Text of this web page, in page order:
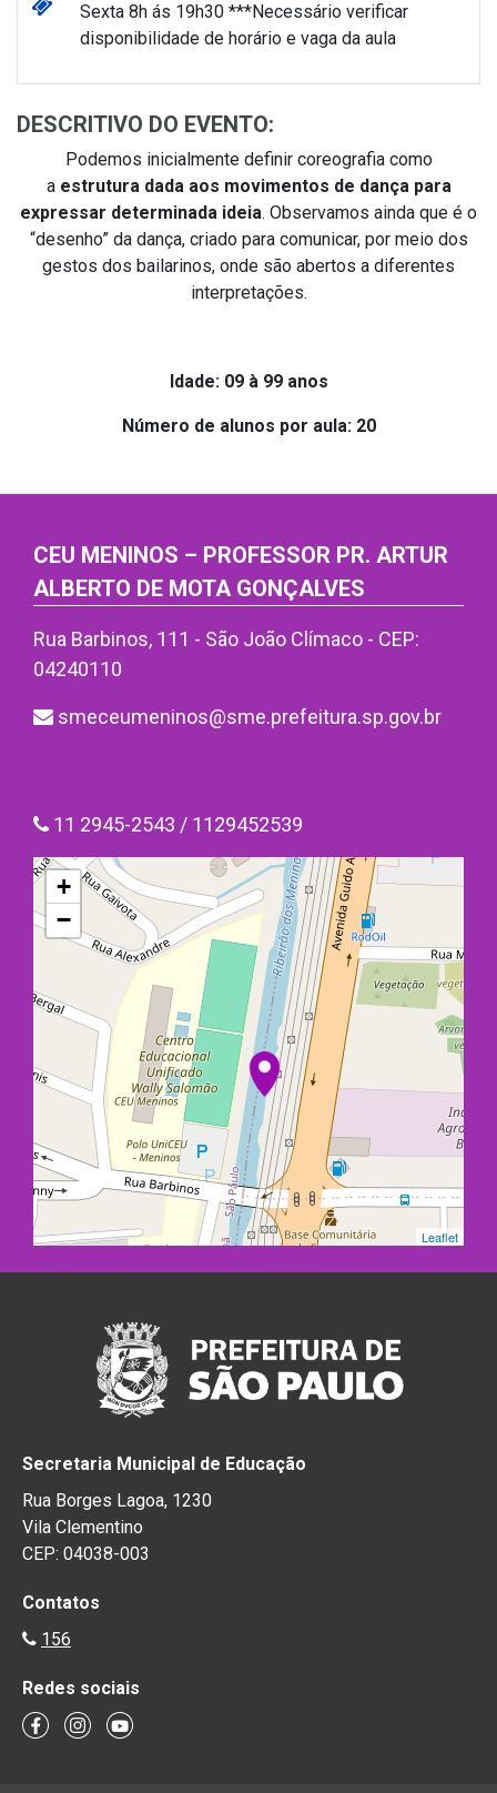
Sexta 8h ás 19h30 ***Necessário verificar
disponibilidade de horário e vaga da aula
DESCRITIVO DO EVENTO:
Podemos inicialmente definir coreografia como
a estrutura dada aos movimentos de dança para
expressar determinada ideia. Observamos ainda que é o
“desenho” da dança, criado para comunicar, por meio dos
gestos dos bailarinos, onde são abertos a diferentes
interpretações.
Idade: 09 à 99 anos
Número de alunos por aula: 20
CEU MENINOS – PROFESSOR PR. ARTUR
ALBERTO DE MOTA GONÇALVES
Rua Barbinos, 111 - São João Clímaco - CEP:
04240110
smeceumeninos@sme.prefeitura.sp.gov.br
11 2945-2543 / 1129452539
+
−
Leaflet
Secretaria Municipal de Educação
Rua Borges Lagoa, 1230
Vila Clementino
CEP: 04038-003
Contatos
156
Redes sociais